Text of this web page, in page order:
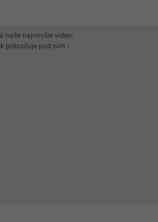
naše najnovšie video,
pokračuje pod ním ↓